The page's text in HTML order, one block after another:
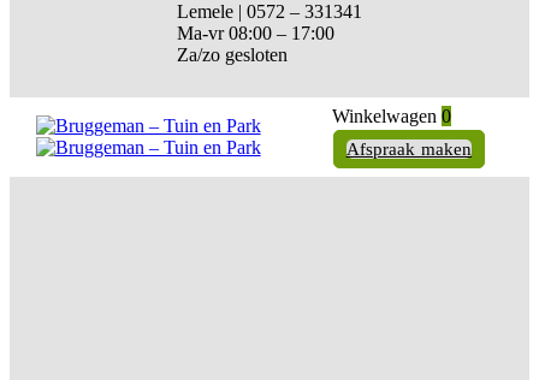
Lemele | 0572 – 331341
Ma-vr 08:00 – 17:00
Za/zo gesloten
Winkelwagen 0
Afspraak maken